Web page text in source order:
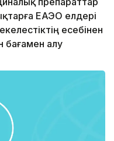
ЕАЭО елдері
есебінен
бағамен алу